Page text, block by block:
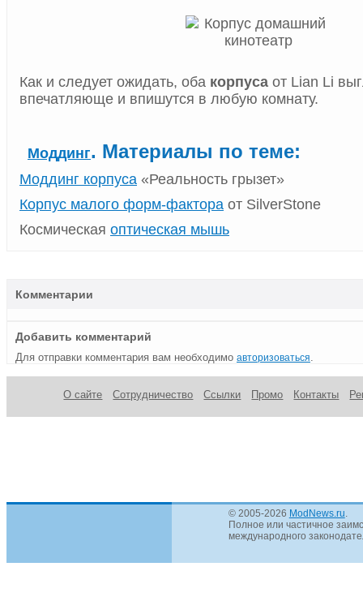
Как и следует ожидать, оба корпуса от Lian Li
впечатляюще и впишутся в любую комнату.
Моддинг. Материалы по теме:
Моддинг корпуса «Реальность грызет»
Корпус малого форм-фактора от SilverStone
Космическая оптическая мышь
Комментарии
Добавить комментарий
Для отправки комментария вам необходимо авторизоваться
О сайте Сотрудничество Ссылки Промо Контакты
© 2005-2026 ModNews.ru
Полное или частичное
международного